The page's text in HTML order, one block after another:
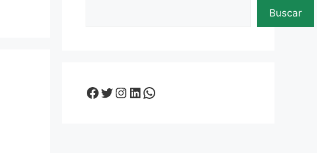
Buscar
Facebook
Twitter
Instagram
LinkedIn
WhatsApp